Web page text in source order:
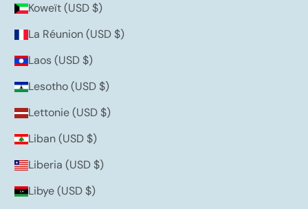
Koweït (USD $)
La Réunion (USD $)
Laos (USD $)
Lesotho (USD $)
Lettonie (USD $)
Liban (USD $)
Liberia (USD $)
Libye (USD $)